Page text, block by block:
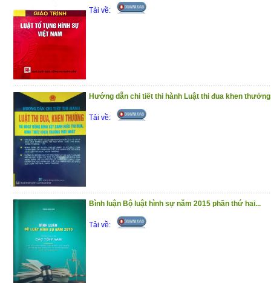
Tải về:
Hướng dẫn chi tiết thi hành Luật thi đua khen
Tải về:
Bình luận Bộ luật hình sự năm 2015 phần thứ hai...
Tải về: